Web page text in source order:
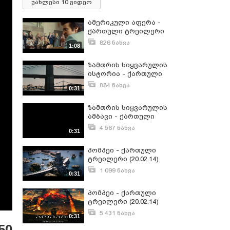
უახლესი 10 ვიდეო
1:08
ამერიკული აფერა -
ქართული ტრეილერი
(13.02.14) *გამოიწერეთ
826 ნახვა
0:31
ზამთრის სიყვარულის
ისტორია - ქართული
ტრეილერი (13.02.14)
884 ნახვა
0:31
ზამთრის სიყვარულის
ამბავი - ქართული
ტრეილერი (13.02.14)
4 567 ნახვა
0:31
პომპეი - ქართული
ტრეილერი (20.02.14)
1 099 ნახვა
0:31
პომპეი - ქართული
ტრეილერი (20.02.14)
5 431 ნახვა